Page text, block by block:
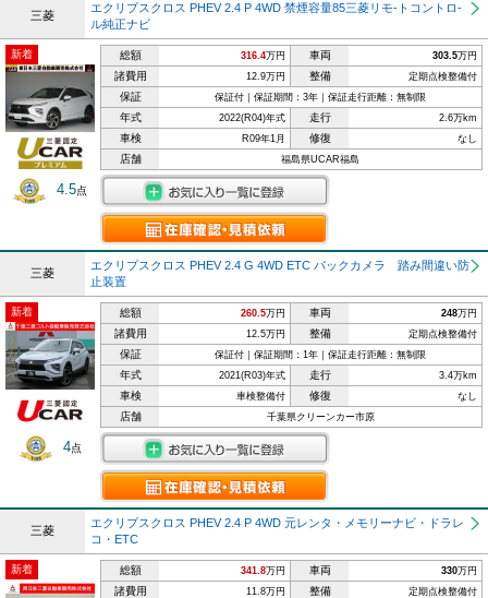
三菱
エクリプスクロス PHEV 2.4 P 4WD 禁煙容量85三菱リモ-トコントロ-
ル純正ナビ
新着
4.5点
総額 316.4万円 車両 303.5万円
諸費用 12.9万円 整備 定期点検整備付
保証 保証付｜保証期間：3年｜保証走行距離：無制限
年式 2022(R04)年式 走行 2.6万km
車検 R09年1月 修復 なし
店舗 福島県UCAR福島
三菱
エクリプスクロス PHEV 2.4 G 4WD ETC バックカメラ 踏み間違い防
止装置
新着
4点
総額 260.5万円 車両 248万円
諸費用 12.5万円 整備 定期点検整備付
保証 保証付｜保証期間：1年｜保証走行距離：無制限
年式 2021(R03)年式 走行 3.4万km
車検 車検整備付 修復 なし
店舗 千葉県クリーンカー市原
三菱
エクリプスクロス PHEV 2.4 P 4WD 元レンタ・メモリーナビ・ドラレ
コ・ETC
新着 総額 341.8万円 車両 330万円
諸費用 11.8万円 整備 定期点検整備付